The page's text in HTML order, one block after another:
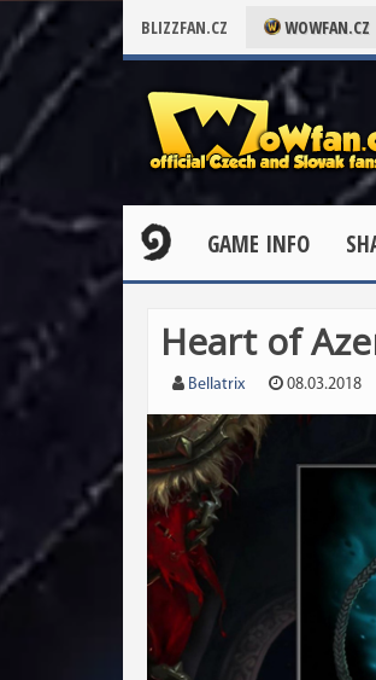
BLIZZFAN.CZ WOWFAN.CZ
GAME INFO
Heart of
Bellatrix 08.03.2018